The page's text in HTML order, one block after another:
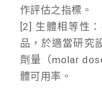
作評估之指標。
[2] 生體相等性
品，於適當研究
劑量（molar
體可用率。